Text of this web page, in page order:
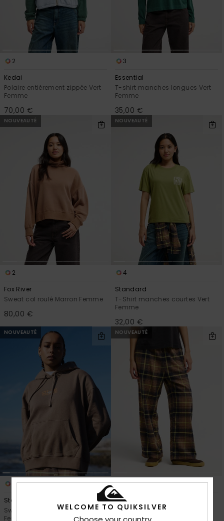
2
Kedai
Polaire entièrement zippée Vert
Femme
70,00 €
3
Essential
T-shirt manches longues Vert
Femme
35,00 €
NOUVEAUTÉ
2
Fox River
Sweat col roulé Marron Femme
80,00 €
NOUVEAUTÉ
4
Standard
T-Shirt manches courtes Vert
Femme
32,00 €
NOUVEAUTÉ
Standard
Sweat à capuche Marron
Femme
NOUVEAUTÉ
1
Lomond
Pantalon taille élastiquée
Marron Femme
WELCOME TO QUIKSILVER